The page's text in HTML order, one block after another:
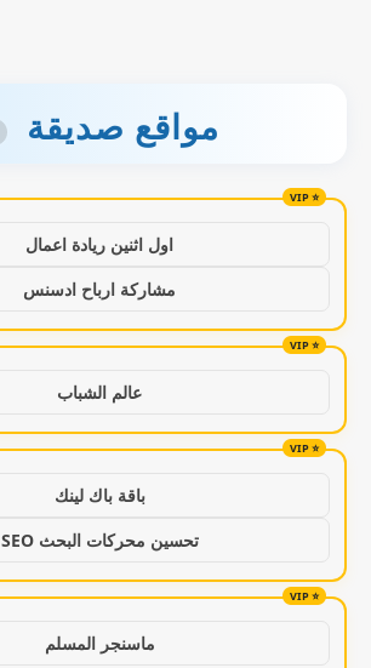
مواقع صديقة
اول اثنين ريادة اعمال
مشاركة ارباح ادسنس
عالم الشباب
باقة باك لينك
تحسين محركات البحث SEO
ماسنجر المسلم